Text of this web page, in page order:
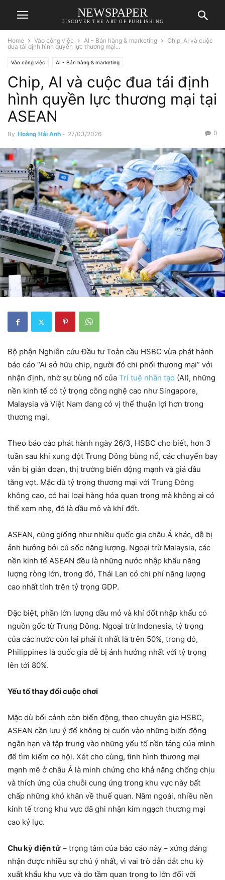
NEWSPAPER
DISCOVER THE ART OF PUBLISHING
Home Vào công việc AI - Bán hàng & marketing
Chip, AI và cuộc
đua tái định hình quyền lực thương mại...
Vào công việc AI - Bán hàng & marketing
Chip, AI và cuộc đua tái định
hình quyền lực thương mại tại
ASEAN
By Hoàng Hải Anh - 27/03/2026 0
Bộ phận Nghiên cứu Đầu tư Toàn cầu HSBC vừa phát hành
báo cáo “Ai sở hữu chip, người đó chi phối thương mại” với
nhận định, nhờ sự bùng nổ của Trí tuệ nhân tạo (AI), những
nền kinh tế có tỷ trọng công nghệ cao như Singapore,
Malaysia và Việt Nam đang có vị thế thuận lợi hơn trong
thương mại.
Theo báo cáo phát hành ngày 26/3, HSBC cho biết, hơn 3
tuần sau khi xung đột Trung Đông bùng nổ, các chuyến bay
vẫn bị gián đoạn, thị trường biến động mạnh và giá dầu
tăng vọt. Mặc dù tỷ trọng thương mại với Trung Đông
không cao, có hai loại hàng hóa quan trọng mà không ai có
thể xem nhẹ, đó là dầu mỏ và khí đốt.
ASEAN, cũng giống như nhiều quốc gia châu Á khác, dễ bị
ảnh hưởng bởi cú sốc năng lượng. Ngoại trừ Malaysia, các
nền kinh tế ASEAN đều là những nước nhập khẩu năng
lượng ròng lớn, trong đó, Thái Lan có chi phí năng lượng
cao nhất tính trên tỷ trọng GDP.
Đặc biệt, phần lớn lượng dầu mỏ và khí đốt nhập khẩu có
nguồn gốc từ Trung Đông. Ngoại trừ Indonesia, tỷ trọng
của các nước còn lại phải ít nhất là trên 50%, trong đó,
Philippines là quốc gia dễ bị ảnh hưởng nhất với tỷ trọng
lên tới 80%.
Yếu tố thay đổi cuộc chơi
Mặc dù bối cảnh còn biến động, theo chuyên gia HSBC,
ASEAN cần lưu ý để không bị cuốn vào những biến động
ngắn hạn và tập trung vào những yếu tố nền tảng của mình
để tìm kiếm cơ hội. Xét cho cùng, tình hình thương mại
mạnh mẽ ở châu Á là minh chứng cho khả năng chống chịu
và thích ứng của chuỗi cung ứng trong khu vực này bất
chấp những khó khăn về thuế quan. Năm ngoái, nhiều nền
kinh tế trong khu vực đã ghi nhận kim ngạch thương mại
cao kỷ lục.
Chu kỳ điện tử – trọng tâm của báo cáo này – xứng đáng
nhận được nhiều sự chú ý nhất, vì vai trò dẫn dắt chu kỳ
xuất khẩu khu vực và do tầm quan trọng to lớn đối với